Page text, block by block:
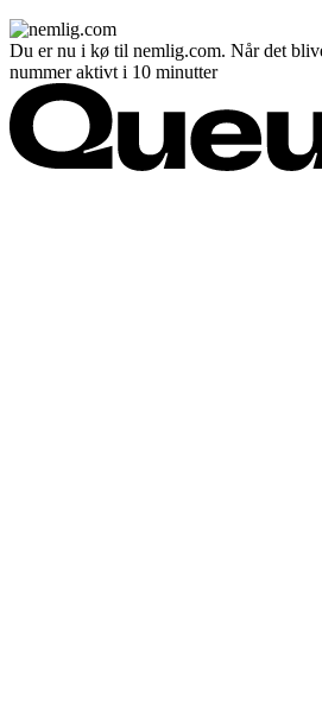
Du er nu i kø til nemlig.com. Når det
nummer aktivt i 10 minutter